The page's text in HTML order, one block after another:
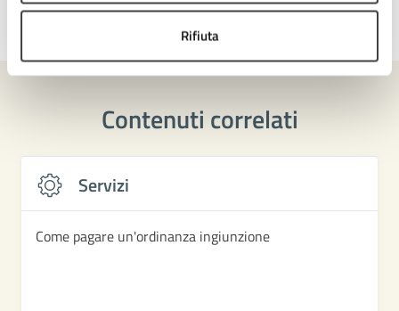
Rifiuta
12/03/2026, 15:49
Contenuti correlati
Servizi
Come pagare un'ordinanza ingiunzione